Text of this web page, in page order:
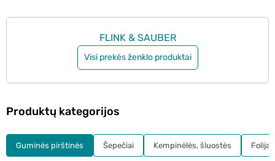
FLINK & SAUBER
Visi prekės ženklo produktai
Produktų kategorijos
Guminės pirštinės Šepečiai Kempinėlės, šluostės